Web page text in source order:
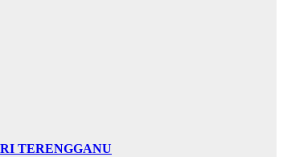
TERENGGANU